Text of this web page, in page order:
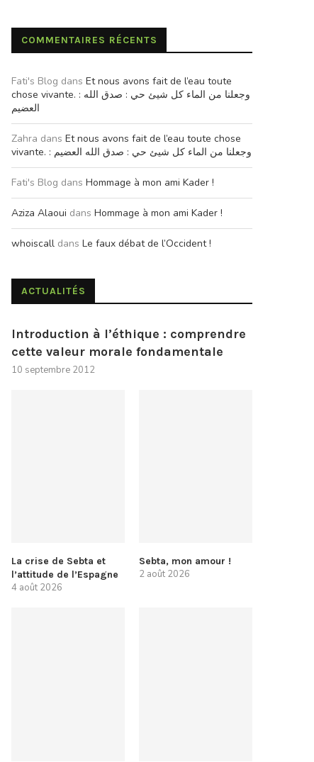
COMMENTAIRES RÉCENTS
Fati's Blog dans Et nous avons fait de l’eau toute
chose vivante. : وجعلنا من الماء كل شيئ حي : صدق الله
العضيم
Zahra dans Et nous avons fait de l’eau toute chose
vivante. : وجعلنا من الماء كل شيئ حي : صدق الله العضيم
Fati's Blog dans Hommage à mon ami Kader !
Aziza Alaoui dans Hommage à mon ami Kader !
whoiscall dans Le faux débat de l’Occident !
ACTUALITÉS
Introduction à l’éthique : comprendre
cette valeur morale fondamentale
10 septembre 2012
La crise de Sebta et
l’attitude de l’Espagne
4 août 2026
Sebta, mon amour !
2 août 2026